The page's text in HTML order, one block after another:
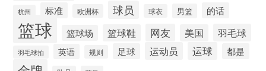
杭州 标准 欧洲杯 球员 球衣 男篮 的话
篮球 篮球场 篮球鞋 网友 美国 羽毛球
羽毛球拍 英语 规则 足球 运动员 运球 都是